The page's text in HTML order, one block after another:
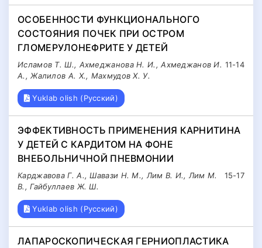
ОСОБЕННОСТИ ФУНКЦИОНАЛЬНОГО
СОСТОЯНИЯ ПОЧЕК ПРИ ОСТРОМ
ГЛОМЕРУЛОНЕФРИТЕ У ДЕТЕЙ
11-14
Исламов Т. Ш., Ахмеджанова Н. И., Ахмеджанов И.
А., Жалилов А. Х., Махмудов Х. У.
Yuklab olish (Русский)
ЭФФЕКТИВНОСТЬ ПРИМЕНЕНИЯ КАРНИТИНА
У ДЕТЕЙ С КАРДИТОМ НА ФОНЕ
ВНЕБОЛЬНИЧНОЙ ПНЕВМОНИИ
15-17
Карджавова Г. А., Шавази Н. М., Лим В. И., Лим М.
В., Гайбуллаев Ж. Ш.
Yuklab olish (Русский)
ЛАПАРОСКОПИЧЕСКАЯ ГЕРНИОПЛАСТИКА